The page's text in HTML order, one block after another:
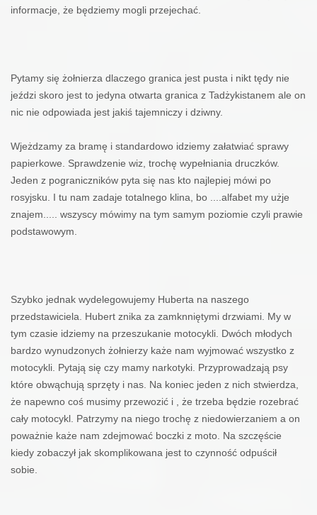
informacje, że będziemy mogli przejechać.
Pytamy się żołnierza dlaczego granica jest pusta i nikt tędy nie
jeździ skoro jest to jedyna otwarta granica z Tadżykistanem ale on
nic nie odpowiada jest jakiś tajemniczy i dziwny.
Wjeżdzamy za bramę i standardowo idziemy załatwiać sprawy
papierkowe. Sprawdzenie wiz, trochę wypełniania druczków.
Jeden z pograniczników pyta się nas kto najlepiej mówi po
rosyjsku. I tu nam zadaje totalnego klina, bo ....alfabet my użje
znajem..... wszyscy mówimy na tym samym poziomie czyli prawie
podstawowym.
Szybko jednak wydelegowujemy Huberta na naszego
przedstawiciela. Hubert znika za zamknniętymi drzwiami. My w
tym czasie idziemy na przeszukanie motocykli. Dwóch młodych
bardzo wynudzonych żołnierzy każe nam wyjmować wszystko z
motocykli. Pytają się czy mamy narkotyki. Przyprowadzają psy
które obwąchują sprzęty i nas. Na koniec jeden z nich stwierdza,
że napewno coś musimy przewozić i , że trzeba będzie rozebrać
cały motocykl. Patrzymy na niego trochę z niedowierzaniem a on
poważnie każe nam zdejmować boczki z moto. Na szczęście
kiedy zobaczył jak skomplikowana jest to czynność odpuścił
sobie.